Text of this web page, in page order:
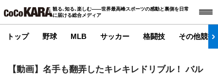
観る､知る､楽しむ――世界最高峰スポーツの感動と裏側を日常
に届ける総合メディア
トップ 野球 MLB サッカー 格闘技 その他競技
【動画】名手も翻弄したキレキレドリブル！ バル